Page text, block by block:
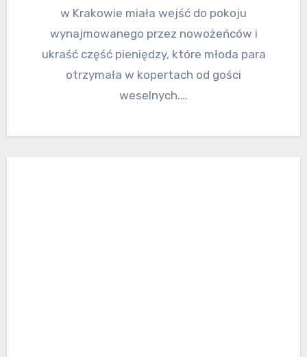
w Krakowie miała wejść do pokoju
wynajmowanego przez nowożeńców i
ukraść część pieniędzy, które młoda para
otrzymała w kopertach od gości
weselnych.…